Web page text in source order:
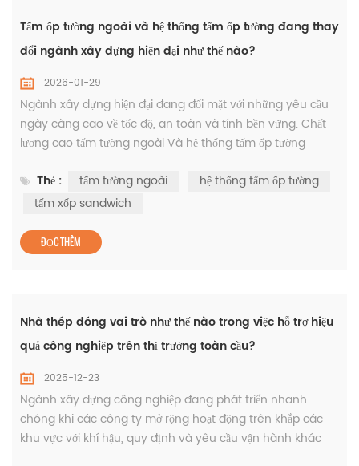
Tấm ốp tường ngoài và hệ thống tấm ốp tường đang thay
đổi ngành xây dựng hiện đại như thế nào?
2026-01-29
Ngành xây dựng hiện đại đang đối mặt với những yêu cầu
ngày càng cao về tốc độ, an toàn và tính bền vững. Chất
lượng cao tấm tường ngoài Và hệ thống tấm ốp tường
cung cấp sự ổn định về cấu trúc, tăng cường khả năng
cách nhiệt, cải thiện khả năng chống cháy và hỗ trợ hiệu
nhất hiện nay ...
Thẻ : tấm tường ngoài
hệ thống tấm ốp tường
tấm xốp sandwich
ĐỌC THÊM
Nhà thép đóng vai trò như thế nào trong việc hỗ trợ hiệu
quả công nghiệp trên thị trường toàn cầu?
2025-12-23
Ngành xây dựng công nghiệp đang phát triển nhanh
chóng khi các công ty mở rộng hoạt động trên khắp các
khu vực với khí hậu, quy định và yêu cầu vận hành khác